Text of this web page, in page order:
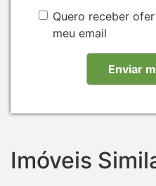
Quero receber
meu email
Imóveis